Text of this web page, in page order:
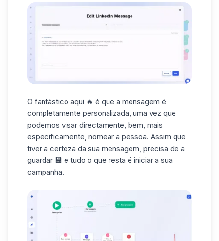
O fantástico aqui 🔥 é que a mensagem é
completamente personalizada, uma vez que
podemos visar directamente, bem, mais
especificamente, nomear a pessoa. Assim que
tiver a certeza da sua mensagem, precisa de a
guardar 💾 e tudo o que resta é iniciar a sua
campanha.